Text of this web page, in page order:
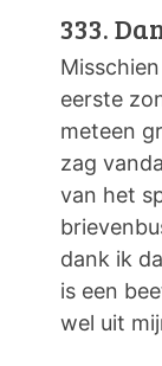
333.
eerste
meteen
zag
van het
dank ik
is een
wel uit